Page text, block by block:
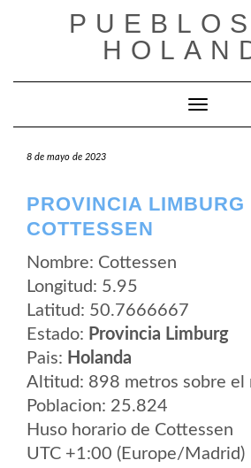
Cambiar
8 de mayo de 2023
PROVINCIA LIMBURG
COTTESSEN
Nombre: Cottessen
Longitud: 5.95
Latitud: 50.7666667
Estado: Provincia Limburg
Pais: Holanda
Altitud: 898 metros sobre el
Poblacion: 25.824
Huso horario de Cottessen
UTC +1:00 (Europe/Madrid)